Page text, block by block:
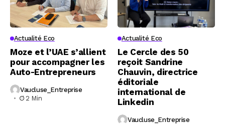
Actualité Eco
Moze et l’UAE s’allient
pour accompagner les
Auto-Entrepreneurs
Vaucluse_Entreprise
2 Min
Actualité Eco
Le Cercle des 50
reçoit Sandrine
Chauvin, directrice
éditoriale
international de
Linkedin
Vaucluse_Entreprise